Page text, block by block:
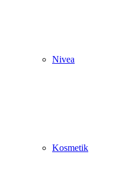
Nivea
Kosmetik